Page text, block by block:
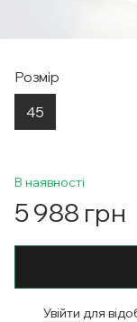
Розмір
45
В наявності
5 988 грн
Увійти для